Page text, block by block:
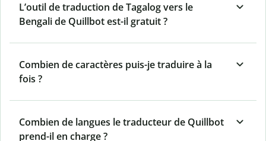
L’outil de traduction de Tagalog vers le
Bengali de Quillbot est-il gratuit ?
Combien de caractères puis-je traduire à la
fois ?
Combien de langues le traducteur de Quillbot
prend-il en charge ?